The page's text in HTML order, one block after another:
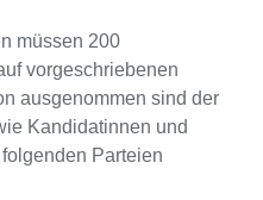
müssen 200
vorgeschriebenen
ausgenommen sind der
Kandidatinnen und
Parteien